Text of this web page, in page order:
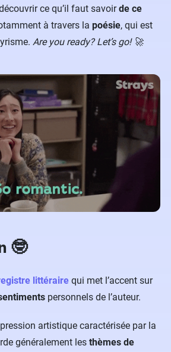
ce qu’il faut savoirde ce
à travers la poésie, qui est
Are you ready? Let’s go! 🚀
🤓
littéraire qui met l’accent sur
personnels de l’auteur.
artistique caractérisée par la
généralement les thèmes de